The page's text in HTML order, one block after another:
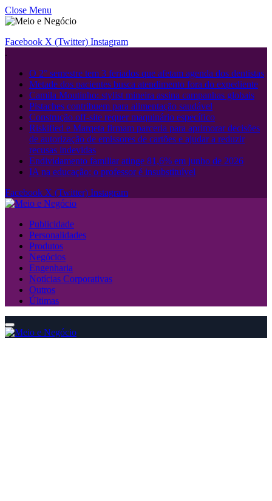
Close Menu
Facebook X (Twitter) Instagram
.
O 2° semestre tem 3 feriados que afetam agenda dos dentistas
Metade dos pacientes busca atendimento fora do expediente
Camila Moutinho: stylist mineira assina campanhas globais
Pistaches contribuem para alimentação saudável
Construção off-site requer maquinário específico
Riskified e Marqeta firmam parceria para aprimorar decisões
de autorização de emissores de cartões e ajudar a reduzir
recusas indevidas
Endividamento familiar atinge 81,6% em junho de 2026
IA na educação: o professor é insubstituível
Facebook X (Twitter) Instagram
Publicidade
Personalidades
Produtos
Negócios
Engenharia
Notícias Corporativas
Outros
Últimas